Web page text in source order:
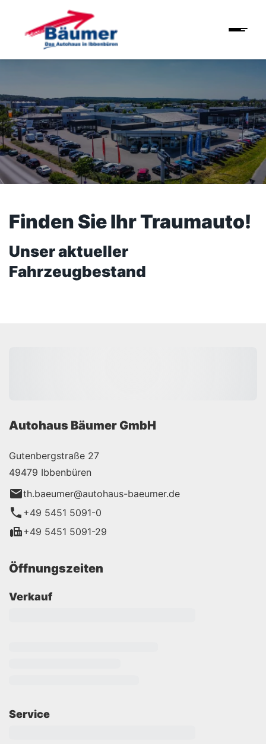
Finden Sie Ihr Traumauto!
Unser aktueller
Fahrzeugbestand
Autohaus Bäumer GmbH
Gutenbergstraße 27
49479 Ibbenbüren
th.baeumer@autohaus-baeumer.de
+49 5451 5091-0
+49 5451 5091-29
Öffnungszeiten
Verkauf
Service